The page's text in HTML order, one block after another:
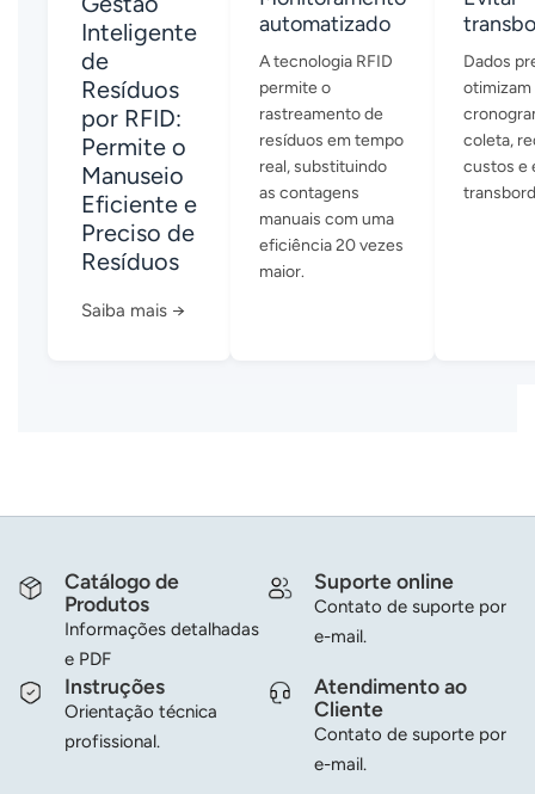
Inteligente
de
Resíduos
por RFID:
Permite o
Manuseio
Eficiente e
Preciso de
Resíduos
Saiba mais →
automatizado
A tecnologia RFID
permite o
rastreamento de
resíduos em tempo
real, substituindo
as contagens
manuais com uma
eficiência 20 vezes
maior.
Dados
otimizam
coleta,
custos e
Catálogo de
Produtos
Informações detalhadas
e PDF
Suporte online
Contato de suporte por
e-mail.
Instruções
Orientação técnica
profissional.
Atendimento ao
Cliente
Contato de suporte por
e-mail.